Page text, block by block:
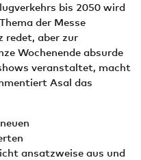
bis 2050 wird
der Messe
redet, aber zur
Wochenende absurde
veranstaltet, macht
Asal das
ansatzweise aus und